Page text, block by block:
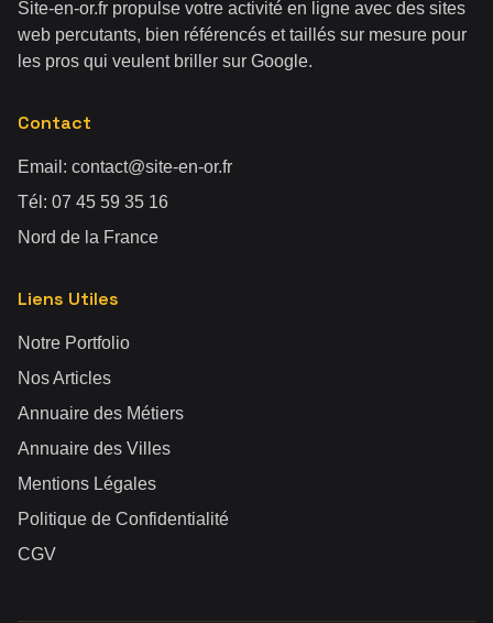
Site-en-or.fr propulse votre activité en ligne avec des sites
web percutants, bien référencés et taillés sur mesure pour
les pros qui veulent briller sur Google.
Contact
Email: contact@site-en-or.fr
Tél: 07 45 59 35 16
Nord de la France
Liens Utiles
Notre Portfolio
Nos Articles
Annuaire des Métiers
Annuaire des Villes
Mentions Légales
Politique de Confidentialité
CGV